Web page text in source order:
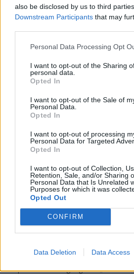
also be disclosed by us to third
Downstream Participants that may
Personal Data Processing Opt
I want to opt-out of the Sharing
personal data.
Opted In
I want to opt-out of the Sale of
Personal Data.
Opted In
I want to opt-out of processing
Personal Data for Targeted
Opted In
I want to opt-out of Collection,
Retention, Sale, and/or Sharing
Personal Data that Is Unrelated
Purposes for which it was
Opted Out
CONFIRM
Data Deletion Data Access
prospettiva per il futuro
difficoltà del caso».
Via Confalonieri, 5
Castronno
di
Leda Mocchetti
Noi di LegnanoNews abbiamo a
nostro territorio e cerchiamo di
linea per informarvi in modo puntuale.
PIÙ INFORMAZIONI SU
sport
us sangiorgese
claudio